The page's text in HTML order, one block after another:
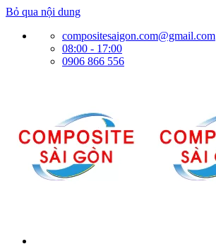
Bỏ qua nội dung
compositesaigon.com@gmail.com
08:00 - 17:00
0906 866 556